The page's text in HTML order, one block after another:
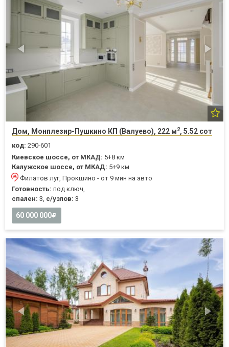
Дом, Монплезир-Пушкино КП (Валуево), 222 м2, 5.52 сот
код: 290-601
Киевское шоссе, от МКАД: 5+8 км
Калужское шоссе, от МКАД: 5+9 км
Филатов луг, Прокшино - от 9 мин на авто
Готовность: под ключ,
спален: 3, с/узлов: 3
60 000 000